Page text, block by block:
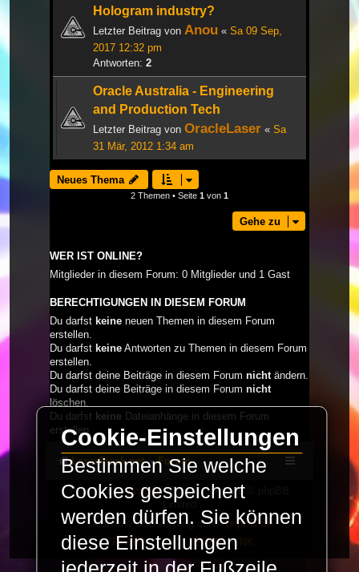
Hologram industry?
Letzter Beitrag von Anou « Sa 09 Sep,
2017 12:32 pm
Antworten: 2
Oracle Australia - Engineering
and Production Tech
Letzter Beitrag von OracleLaser « Sa
31 Mär, 2012 1:34 am
Neues Thema
2 Themen • Seite 1 von 1
Gehe zu
WER IST ONLINE?
Mitglieder in diesem Forum: 0 Mitglieder und 1 Gast
BERECHTIGUNGEN IN DIESEM FORUM
Du darfst keine neuen Themen in diesem Forum
erstellen.
Du darfst keine Antworten zu Themen in diesem Forum
erstellen.
Du darfst deine Beiträge in diesem Forum nicht ändern.
Du darfst deine Beiträge in diesem Forum nicht
löschen.
Du darfst keine Dateianhänge in diesem Forum
erstellen.
LaserFreak.net Forum
Powered byphpBB® Forum Software © phpBB
Limited
Deutsche Übersetzung durchphpBB.de
PRIVACY_LINK | TERMS_LINK
Cookie-Einstellungen
Bestimmen Sie welche
Cookies gespeichert
werden dürfen. Sie können
diese Einstellungen